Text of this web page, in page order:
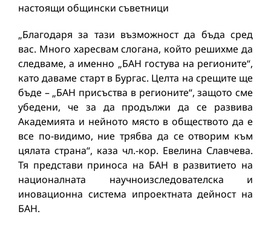
настоящи общински съветници
„Благодаря за тази възможност да бъда сред
вас. Много харесвам слогана, който решихме да
следваме, а именно „БАН гостува на регионите“,
като даваме старт в Бургас. Целта на срещите ще
бъде – „БАН присъства в регионите“, защото сме
убедени, че за да продължи да се развива
Академията и нейното място в обществото да е
все по-видимо, ние трябва да се отворим към
цялата страна“, каза чл.-кор. Евелина Славчева.
Тя представи приноса на БАН в развитието на
националната научноизследователска и
иновационна система ипроектната дейност на
БАН.